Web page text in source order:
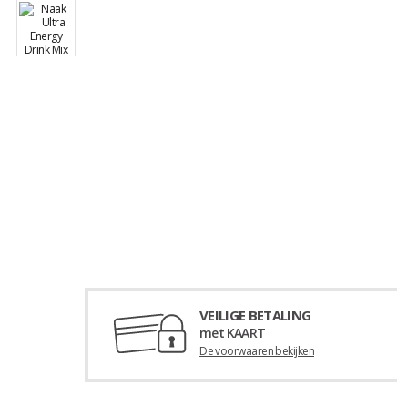
VEILIGE BETALING
met KAART
De voorwaaren bekijken